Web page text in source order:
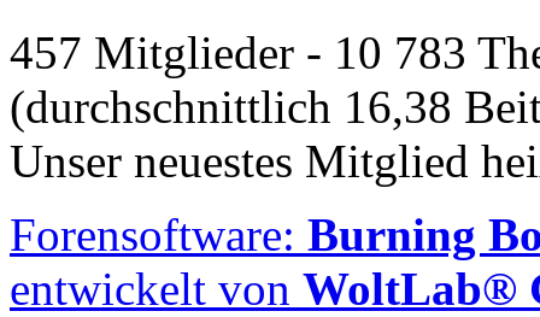
457 Mitglieder - 10 783
(durchschnittlich 16,38
Unser neuestes Mitglied
Forensoftware: Burning
entwickelt von WoltLab®